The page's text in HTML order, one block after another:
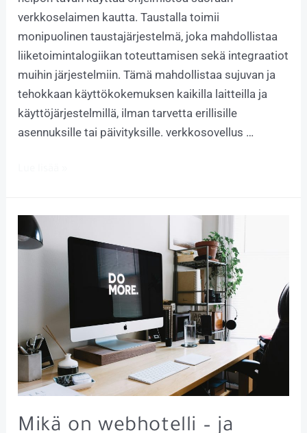
verkkoselaimen kautta. Taustalla toimii
monipuolinen taustajärjestelmä, joka mahdollistaa
liiketoimintalogiikan toteuttamisen sekä integraatiot
muihin järjestelmiin. Tämä mahdollistaa sujuvan ja
tehokkaan käyttökokemuksen kaikilla laitteilla ja
käyttöjärjestelmillä, ilman tarvetta erillisille
asennuksille tai päivityksille. verkkosovellus …
Mikä on webhotelli – ja